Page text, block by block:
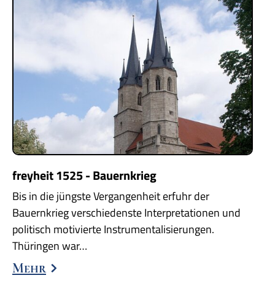
freyheit 1525 - Bauernkrieg
Bis in die jüngste Vergangenheit erfuhr der
Bauernkrieg verschiedenste Interpretationen und
politisch motivierte Instrumentalisierungen.
Thüringen war…
Mehr